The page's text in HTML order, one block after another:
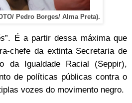
Pedro Borges/ Alma Preta).
”. É a partir dessa máxima que
chefe da extinta Secretaria de
da Igualdade Racial (Seppir),
de políticas públicas contra o
vozes do movimento negro.